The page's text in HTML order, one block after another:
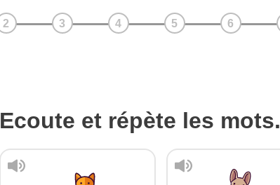
Ecoute et répète les mots.